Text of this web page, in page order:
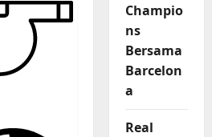
Champio
ns
Bersama
Barcelon
a
Real